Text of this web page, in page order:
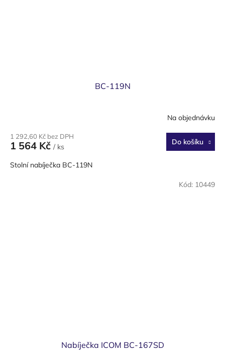
BC-119N
Na objednávku
1 292,60 Kč bez DPH
1 564 Kč / ks
Do košíku
Stolní nabíječka BC-119N
Nabíječka ICOM BC-167SD
Kód: 10449